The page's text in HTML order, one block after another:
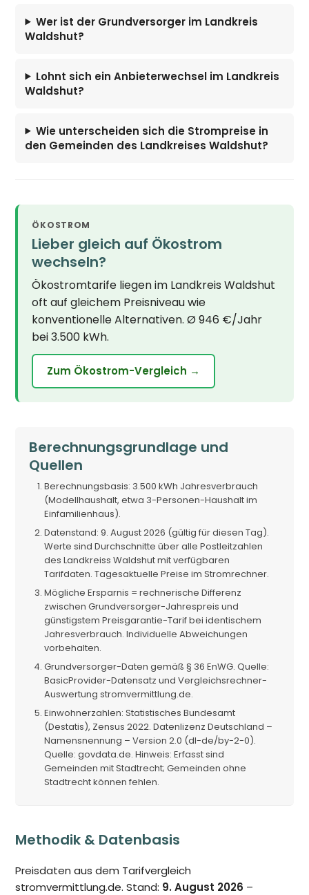
Wer ist der Grundversorger im Landkreis
Waldshut?
Lohnt sich ein Anbieterwechsel im Landkreis
Waldshut?
Wie unterscheiden sich die Strompreise in
den Gemeinden des Landkreises Waldshut?
ÖKOSTROM
Lieber gleich auf Ökostrom
wechseln?
Ökostromtarife liegen im Landkreis Waldshut
oft auf gleichem Preisniveau wie
konventionelle Alternativen. Ø 946 €/Jahr
bei 3.500 kWh.
Zum Ökostrom-Vergleich →
Berechnungsgrundlage und
Quellen
Berechnungsbasis: 3.500 kWh Jahresverbrauch
(Modellhaushalt, etwa 3-Personen-Haushalt im
Einfamilienhaus).
Datenstand: 9. August 2026 (gültig für diesen Tag).
Werte sind Durchschnitte über alle Postleitzahlen
des Landkreiss Waldshut mit verfügbaren
Tarifdaten. Tagesaktuelle Preise im Stromrechner.
Mögliche Ersparnis = rechnerische Differenz
zwischen Grundversorger-Jahrespreis und
günstigstem Preisgarantie-Tarif bei identischem
Jahresverbrauch. Individuelle Abweichungen
vorbehalten.
Grundversorger-Daten gemäß § 36 EnWG. Quelle:
BasicProvider-Datensatz und Vergleichsrechner-
Auswertung stromvermittlung.de.
Einwohnerzahlen: Statistisches Bundesamt
(Destatis), Zensus 2022. Datenlizenz Deutschland –
Namensnennung – Version 2.0 (dl-de/by-2-0).
Quelle: govdata.de. Hinweis: Erfasst sind
Gemeinden mit Stadtrecht; Gemeinden ohne
Stadtrecht können fehlen.
Methodik & Datenbasis
Preisdaten aus dem Tarifvergleich
stromvermittlung.de. Stand: 9. August 2026 –